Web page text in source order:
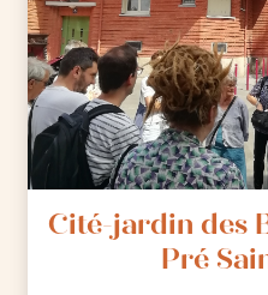
Cité-jardin des
Pré